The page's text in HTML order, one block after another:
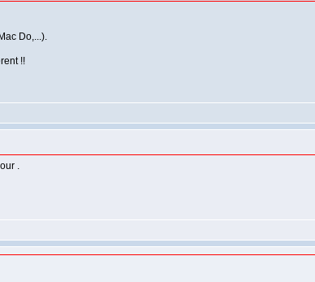
Do,...).
!!
.